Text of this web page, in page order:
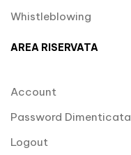
Whistleblowing
AREA RISERVATA
Account
Password Dimenticata
Logout